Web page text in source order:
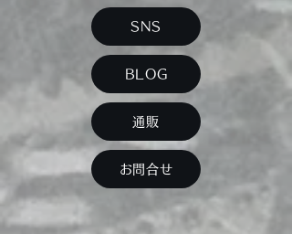
SNS
BLOG
通販
お問合せ